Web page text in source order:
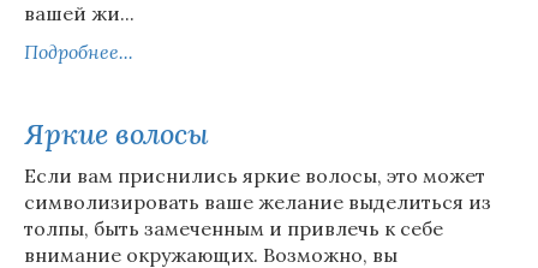
вашей жи...
Подробнее...
Яркие волосы
Если вам приснились яркие волосы, это может
символизировать ваше желание выделиться из
толпы, быть замеченным и привлечь к себе
внимание окружающих. Возможно, вы